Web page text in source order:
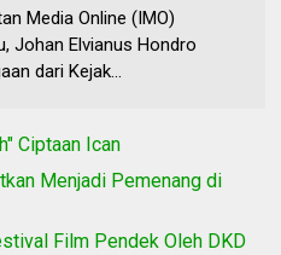
Media Online (IMO)
Johan Elvianus Hondro
dari Kejak...
Ciptaan Ican
Menjadi Pemenang di
Film Pendek Oleh DKD